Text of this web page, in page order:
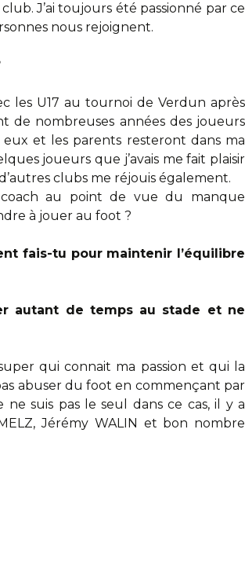
J’ai toujours été passionné par ce
nous rejoignent.
les U17 au tournoi de Verdun après
de nombreuses années des joueurs
et les parents resteront dans ma
joueurs que j’avais me fait plaisir
clubs me réjouis également.
au point de vue du manque
à jouer au foot ?
fais-tu pour maintenir l’équilibre
autant de temps au stade et ne
qui connait ma passion et qui la
abuser du foot en commençant par
ne suis pas le seul dans ce cas, il y a
Jérémy WALIN et bon nombre